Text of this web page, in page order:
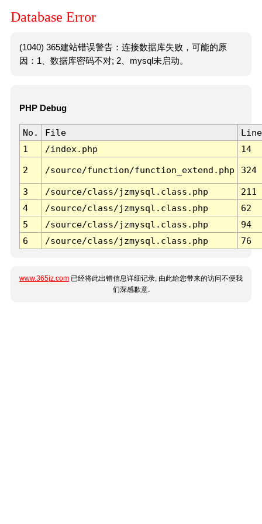
Database Error
(1040) 365建站错误警告：连接数据库失败，可能的原
因：1、数据库密码不对; 2、mysql未启动。
PHP Debug
No. File
Line
1
/index.php 14
2 /source/function/function_extend.php 324
3 /source/class/jzmysql.class.php
211
4
/source/class/jzmysql.class.php
62
5
/source/class/jzmysql.class.php
94
6
/source/class/jzmysql.class.php 76
www.365jz.com 已经将此出错信息详细记录, 由此给您带来的访问不便我
们深感歉意.